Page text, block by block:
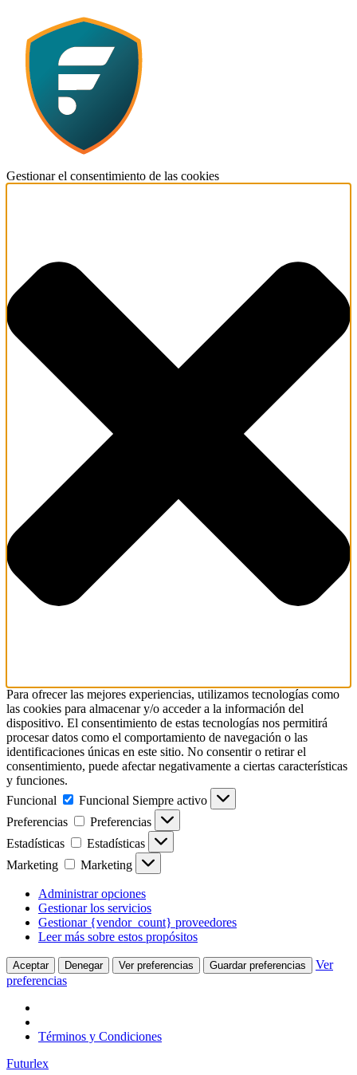
Gestionar el consentimiento de las cookies
Para ofrecer las mejores experiencias, utilizamos tecnologías como
las cookies para almacenar y/o acceder a la información del
dispositivo. El consentimiento de estas tecnologías nos permitirá
procesar datos como el comportamiento de navegación o las
identificaciones únicas en este sitio. No consentir o retirar el
consentimiento, puede afectar negativamente a ciertas características
y funciones.
Funcional
Funcional Siempre activo
Preferencias
Preferencias
Estadísticas
Estadísticas
Marketing
Marketing
Administrar opciones
Gestionar los servicios
Gestionar {vendor_count} proveedores
Leer más sobre estos propósitos
Aceptar Denegar Ver preferencias Guardar preferencias
Ver
preferencias
Términos y Condiciones
Futurlex